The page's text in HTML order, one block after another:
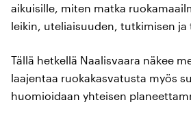
aikuisille, miten matka
leikin, uteliaisuuden, tutkimisen ja
Tällä hetkellä Naalisvaara näkee
laajentaa ruokakasvatusta myös
huomioidaan yhteisen